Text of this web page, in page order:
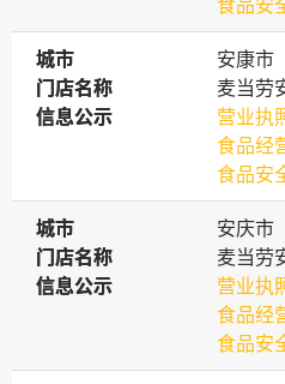
食品安
城市
城市
安康市
门店名称
门店名称
麦当劳
信息公示
信息公示
营业执
食品经
食品安
城市
城市
安庆市
门店名称
门店名称
麦当劳
信息公示
信息公示
营业执
食品经
食品安